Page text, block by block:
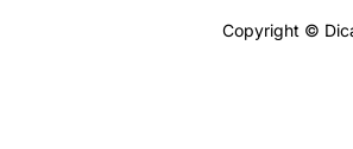
Copyright ©